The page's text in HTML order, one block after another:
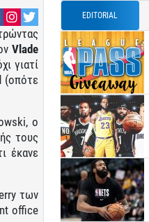
Vlade
γιατί
(οπότε
ο
τους
έκανε
των
office
EDITORIAL